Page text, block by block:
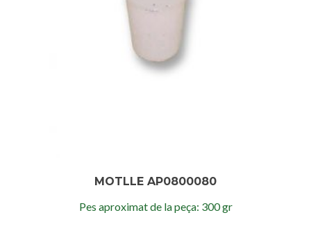
MOTLLE AP0800080
Pes aproximat de la peça: 300 gr